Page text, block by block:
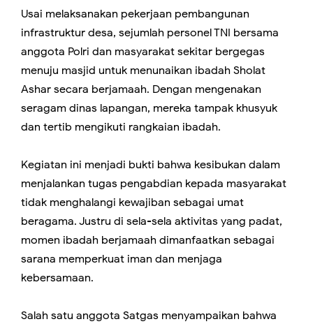
Usai melaksanakan pekerjaan pembangunan
infrastruktur desa, sejumlah personel TNI bersama
anggota Polri dan masyarakat sekitar bergegas
menuju masjid untuk menunaikan ibadah Sholat
Ashar secara berjamaah. Dengan mengenakan
seragam dinas lapangan, mereka tampak khusyuk
dan tertib mengikuti rangkaian ibadah.
Kegiatan ini menjadi bukti bahwa kesibukan dalam
menjalankan tugas pengabdian kepada masyarakat
tidak menghalangi kewajiban sebagai umat
beragama. Justru di sela-sela aktivitas yang padat,
momen ibadah berjamaah dimanfaatkan sebagai
sarana memperkuat iman dan menjaga
kebersamaan.
Salah satu anggota Satgas menyampaikan bahwa